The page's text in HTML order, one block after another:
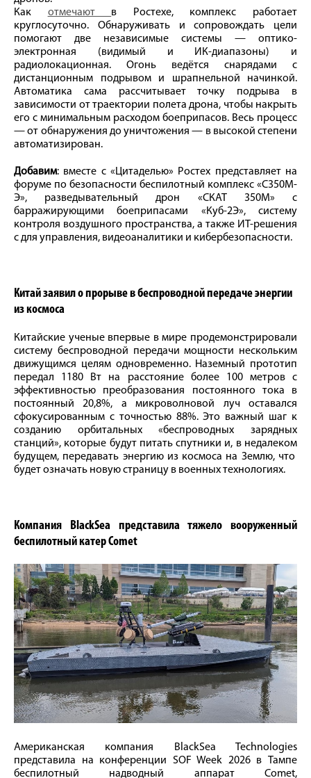
Как отмечают в Ростехе, комплекс работает
круглосуточно. Обнаруживать и сопровождать цели
помогают две независимые системы — оптико-
электронная (видимый и ИК-диапазоны) и
радиолокационная. Огонь ведётся снарядами с
дистанционным подрывом и шрапнельной начинкой.
Автоматика сама рассчитывает точку подрыва в
зависимости от траектории полета дрона, чтобы накрыть
его с минимальным расходом боеприпасов. Весь процесс
— от обнаружения до уничтожения — в высокой степени
автоматизирован.
Добавим: вместе с «Цитаделью» Ростех представляет на
форуме по безопасности беспилотный комплекс «С350М-
Э», разведывательный дрон «СКАТ 350М» с
барражирующими боеприпасами «Куб-2Э», систему
контроля воздушного пространства, а также ИТ-решения
с для управления, видеоаналитики и кибербезопасности.
Китай заявил о прорыве в беспроводной передаче энергии
из космоса
Китайские ученые впервые в мире продемонстрировали
систему беспроводной передачи мощности нескольким
движущимся целям одновременно. Наземный прототип
передал 1180 Вт на расстояние более 100 метров с
эффективностью преобразования постоянного тока в
постоянный 20,8%, а микроволновой луч оставался
сфокусированным с точностью 88%. Это важный шаг к
созданию орбитальных «беспроводных зарядных
станций», которые будут питать спутники и, в недалеком
будущем, передавать энергию из космоса на Землю, что
будет означать новую страницу в военных технологиях.
Компания BlackSea представила тяжело вооруженный
беспилотный катер Comet
Американская компания BlackSea Technologies
представила на конференции SOF Week 2026 в Тампе
беспилотный надводный аппарат Comet,